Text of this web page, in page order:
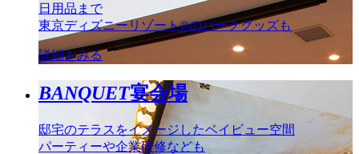
日用品まで
東京ディズニーリゾート®のパークグッズも
詳細をみる
BANQUET宴会場
邸宅のテラスをイメージしたベイビュー空間
パーティーや企業研修なども